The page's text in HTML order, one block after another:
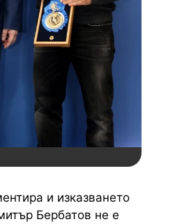
и изказването
Бербатов не е